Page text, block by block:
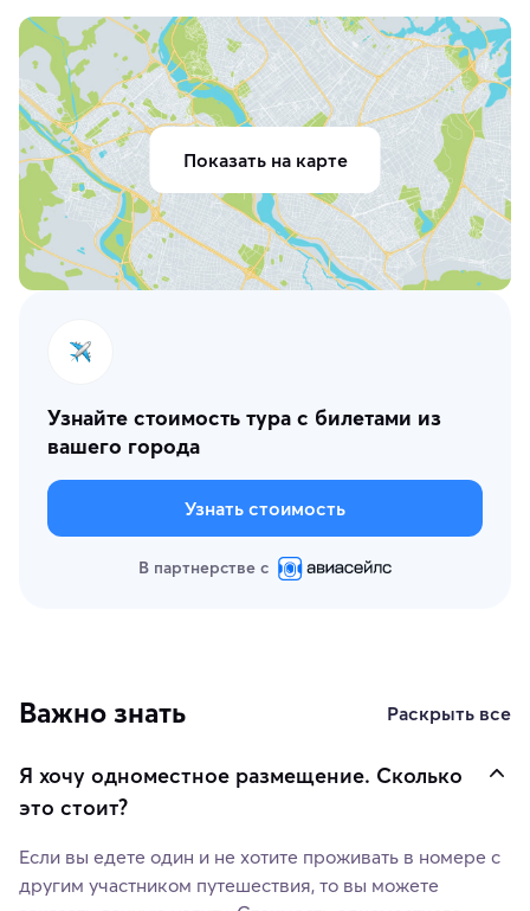
Показать на карте
Узнайте стоимость тура с билетами из
вашего города
Узнать стоимость
В партнерстве с
Важно знать Раскрыть все
Я хочу одноместное размещение. Сколько
это стоит?
Если вы едете один и не хотите проживать в номере с
другим участником путешествия, то вы можете